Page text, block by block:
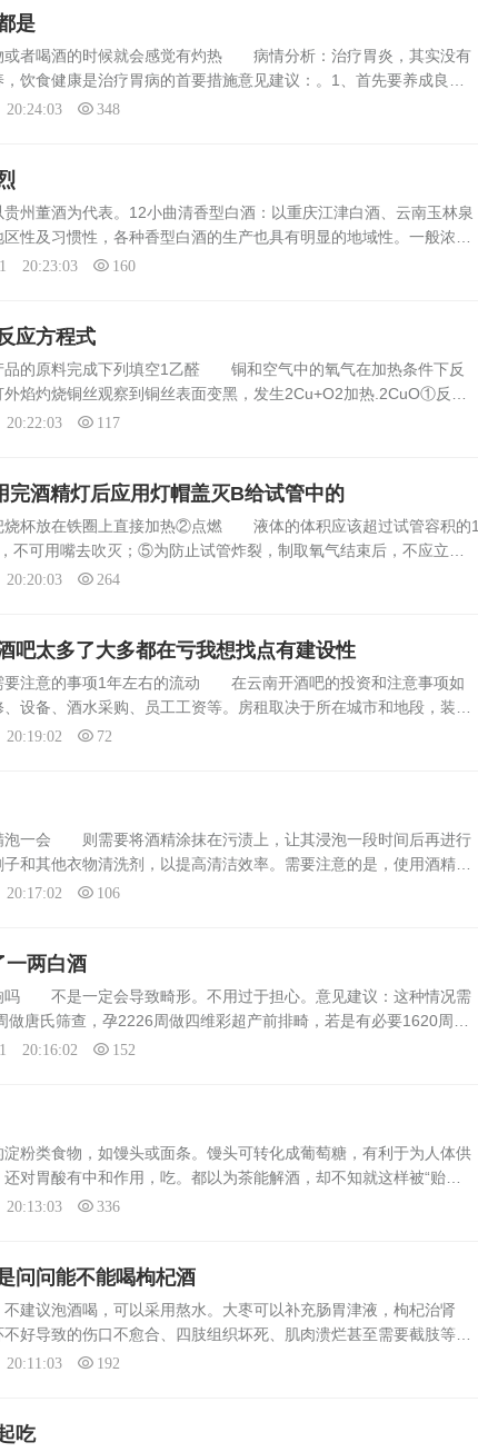
是
或者喝酒的时候就会感觉有灼热 病情分析：治疗胃炎，其实没有
饮食健康是治疗胃病的首要措施意见建议：。1、首先要养成良好
要暴饮暴食或睡前进食。2、多食富含蛋白质的食品，少吃刺激性
348
董酒为代表。12小曲清香型白酒：以重庆江津白酒、云南玉林泉
性及习惯性，各种香型白酒的生产也具有明显的地域性。一般浓香
酒以山西省及华北、东北、西北地区为主；酱香型酒主要在。53优
20:23:03 160
应方程式
品的原料完成下列填空1乙醛 铜和空气中的氧气在加热条件下反
焰灼烧铜丝观察到铜丝表面变黑，发生2Cu+O2加热.2CuO①反
氢氧化铜发生氧化还原反应生成乙酸、氧化亚铜和水，体现了乙醛
117
完酒精灯后应用灯帽盖灭B给试管中的
烧杯放在铁圈上直接加热②点燃 液体的体积应该超过试管容积的1
可用嘴去吹灭；⑤为防止试管炸裂，制取氧气结束后，不应立刻把
防止生成的高温熔融物，炸裂瓶底，进行细铁丝在氧气中燃烧的实
264
吧太多了大多都在亏我想找点有建设性
要注意的事项1年左右的流动 在云南开酒吧的投资和注意事项如
设备、酒水采购、员工工资等。房租取决于所在城市和地段，装修
购和员工工资则需要根据预计的营业额来确定。以昆明为例，一家
72
泡一会 则需要将酒精涂抹在污渍上，让其浸泡一段时间后再进行
和其他衣物清洗剂，以提高清洁效率。需要注意的是，使用酒精清
他部位，以免造成不必要的染色。此外，酒精具有挥发性，因此在
106
一两白酒
吗 不是一定会导致畸形。不用过于担心。意见建议：这种情况需
唐氏筛查，孕2226周做四维彩超产前排畸，若是有必要1620周做
宝在宫内的发育情况.建议保留宝宝，做定期的孕检，如果发现宝宝
20:16:02 152
类食物，如馒头或面条。馒头可转化成葡萄糖，有利于为人体供
对胃酸有中和作用，吃。都以为茶能解酒，却不知就这样被“贻
忌饮茶>；>；>；>；>；李时珍在《...
336
问问能不能喝枸杞酒
议泡酒喝，可以采用熬水。大枣可以补充肠胃津液，枸杞治肾
好导致的伤口不愈合、四肢组织坏死、肌肉溃烂甚至需要截肢等，
愈合外敷药：中医认为，炎症就是热，石膏、黄岑、黄连都是消炎
192
吃